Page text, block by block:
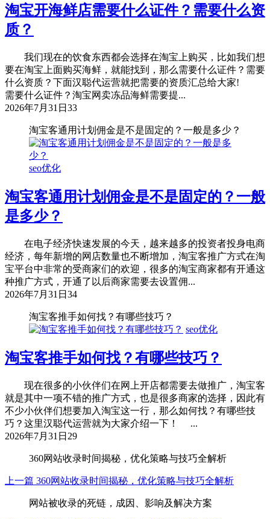
淘宝开海鲜店需要什么证件？需要什么资
质？
我们现在的饮食东西都会选择在淘宝上购买，比如我们想
要在淘宝上面购买海鲜，就能找到，那么需要什么证件？需要
什么资质？下面汉聪代运营就把需要的资质汇总给大家!
需要什么证件？淘宝网卖冻品海鲜需要提...
2026年7月31日 33
淘宝客通用计划佣金是不是固定的？一般是多少？
seo优化
淘宝客通用计划佣金是不是固定的？一般
是多少？
在电子经济快速发展的今天，越来越多的投资者投身电商
经济，每年新增的网店数量也不断增加，淘宝客推广方式在淘
宝平台中非常的受商家们的欢迎，很多的淘宝商家都有开通这
种推广方式，开通了以后商家需要去设置佣...
2026年7月31日 34
淘宝客推手如何找？有哪些技巧？
seo优化
淘宝客推手如何找？有哪些技巧？
现在很多的小伙伴们在网上开店都需要去做推广，淘宝客
就是其中一项不错的推广方式，也是很多商家的选择，因此有
不少小伙伴们想要加入淘宝这一行，那么如何找？有哪些技
巧？这里汉聪代运营就为大家介绍一下！ ...
2026年7月31日 29
360网站收录时间揭秘，优化策略与技巧全解析
上一篇 360网站收录时间揭秘，优化策略与技巧全解析
网站被收录的死链，成因、影响及解决方案